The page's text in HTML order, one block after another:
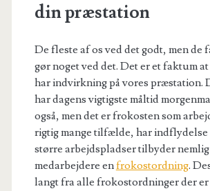
din præstation
De fleste af os ved det godt, men de
gør noget ved det. Det er et faktum
har indvirkning på vores præstation.
har dagens vigtigste måltid
også, men det er frokosten som
rigtig mange tilfælde, har indflydelse
større arbejdspladser tilbyder nemlig
medarbejdere enfrokostordning.
langt fra alle frokostordninger der